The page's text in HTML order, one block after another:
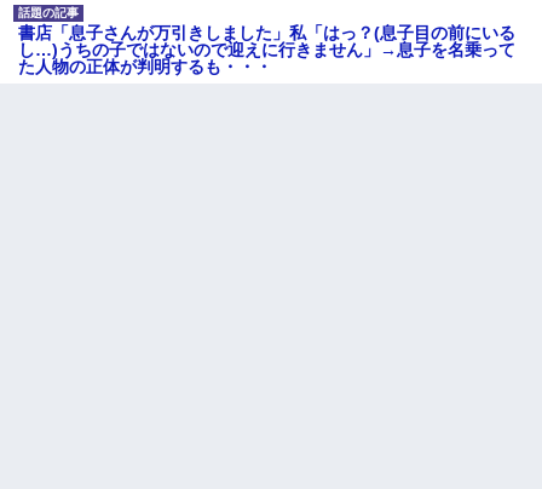
何年か前に妹は離婚している。当時生まれた姪が義弟の子じゃな
かったため妹有責での離婚になり…
書店「息子さんが万引きしました」私「はっ？(息子目の前にいる
し…)うちの子ではないので迎えに行きません」→息子を名乗って
た人物の正体が判明するも・・・